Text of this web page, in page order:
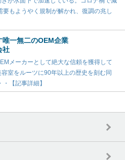
もようやく規制が解かれ、復調の兆し
唯一無二のOEM企業
社
メーカーとして絶大な信頼を獲得して
室をルーツに90年以上の歴史を刻む同
【記事詳細】